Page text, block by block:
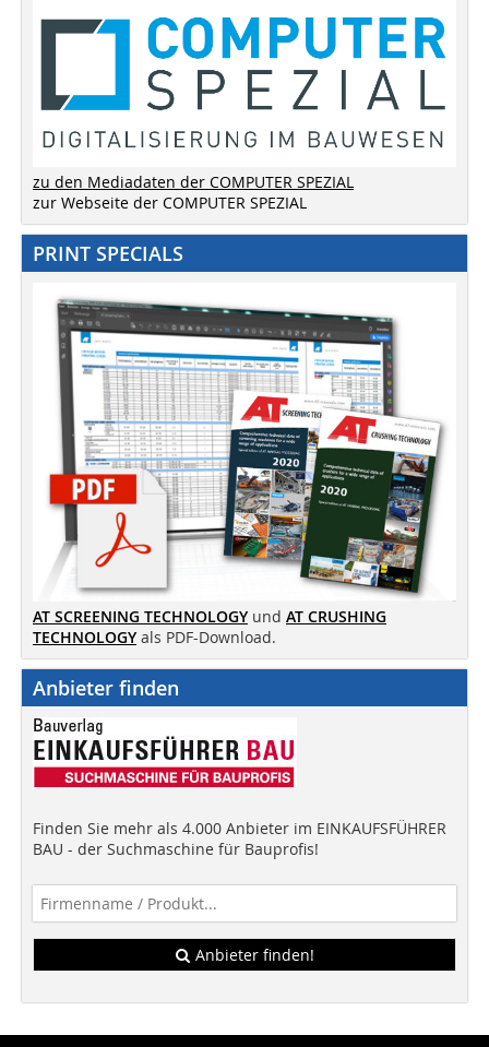
zu den Mediadaten der COMPUTER SPEZIAL
zur Webseite der COMPUTER SPEZIAL
PRINT SPECIALS
AT SCREENING TECHNOLOGY und AT CRUSHING
TECHNOLOGY als PDF-Download.
Anbieter finden
Finden Sie mehr als 4.000 Anbieter im EINKAUFSFÜHRER
BAU - der Suchmaschine für Bauprofis!
Anbieter finden!